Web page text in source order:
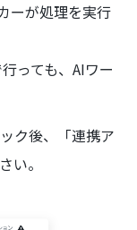
ーが処理を実行
っても、AIワー
ク後、「連携ア
い。